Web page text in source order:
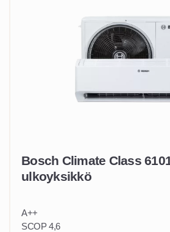
Bosch Climate Class
ulkoyksikkö
A++
SCOP 4,6